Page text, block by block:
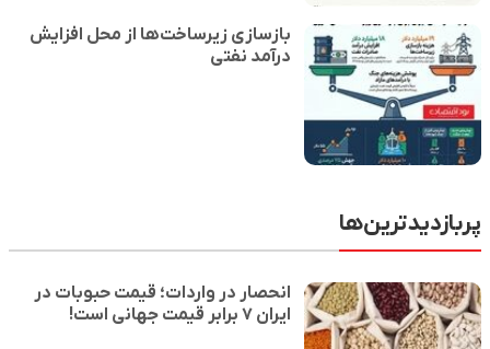
بازسازی زیرساخت‌ها از محل افزایش
درآمد نفتی
پربازدیدترین‌ها
انحصار در واردات؛ قیمت حبوبات در
ایران ۷ برابر قیمت جهانی است!